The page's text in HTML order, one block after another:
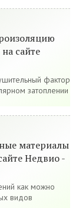
сайте
фактор
затоплении
материалы
Недвио -
как можно
видов